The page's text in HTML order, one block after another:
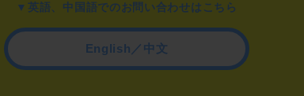
▼英語、中国語でのお問い合わせはこちら
English／中文